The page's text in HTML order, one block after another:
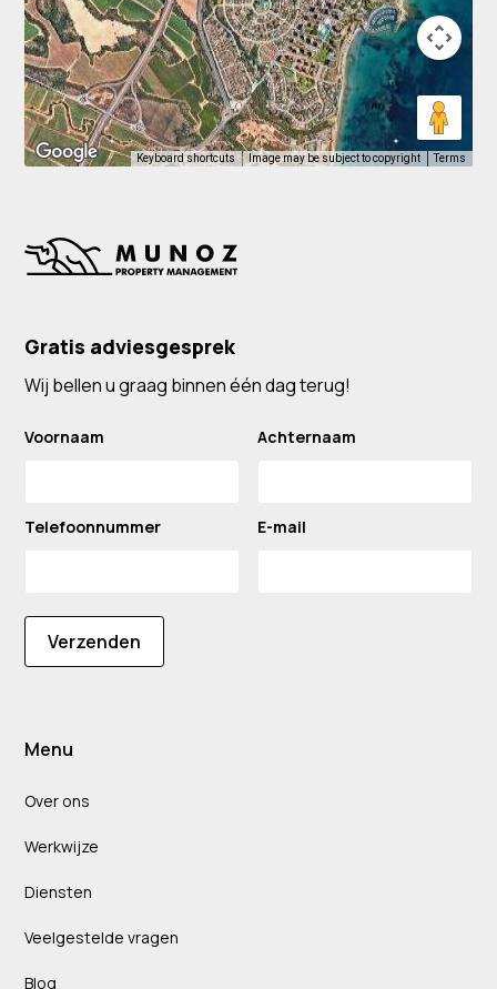
Keyboard shortcuts Image may be subject to copyright Terms
Gratis adviesgesprek
Wij bellen u graag binnen één dag terug!
Voornaam Achternaam
Telefoonnummer E-mail
Verzenden
Menu
Over ons
Werkwijze
Diensten
Veelgestelde vragen
Blog